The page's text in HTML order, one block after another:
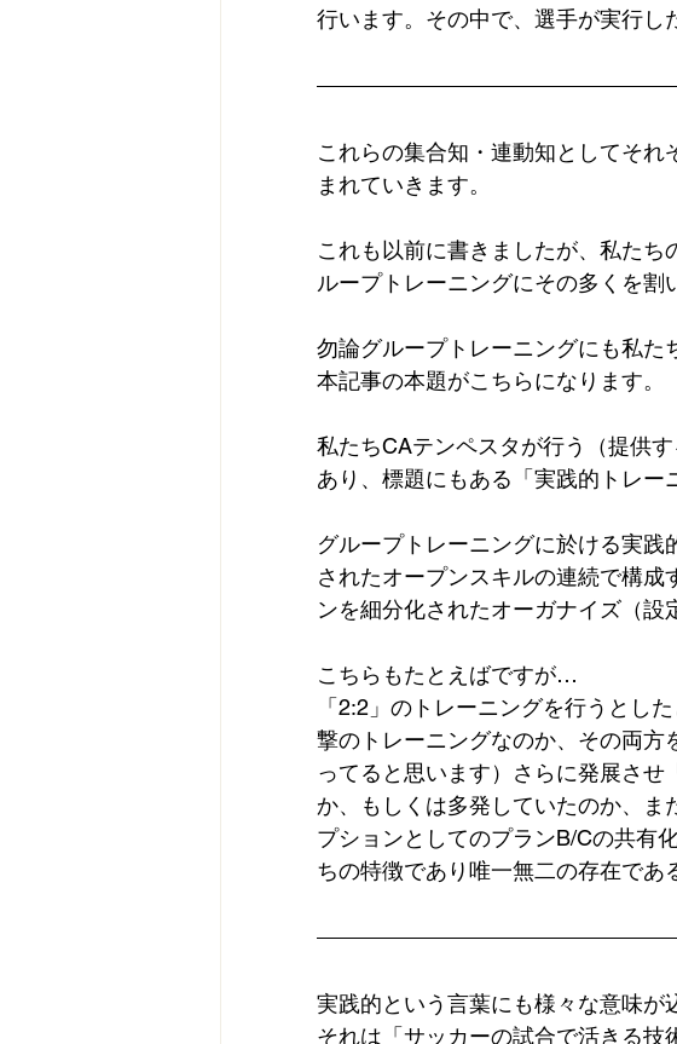
行います。その中で、選手が実行し
これらの集合知・連動知としてそ
まれていきます。
これも以前に書きましたが、私た
ループトレーニングにその多くを割
勿論グループトレーニングにも私た
本記事の本題がこちらになります。
私たちCAテンペスタが行う（提供
あり、標題にもある「実践的トレー
グループトレーニングに於ける実
されたオープンスキルの連続で構
ンを細分化されたオーガナイズ（設
こちらもたとえばですが…
「2:2」のトレーニングを行うとし
撃のトレーニングなのか、その両方
ってると思います）さらに発展さ
か、もしくは多発していたのか、ま
プションとしてのプランB/Cの共有
ちの特徴であり唯一無二の存在であ
実践的という言葉にも様々な意味が
それは「サッカーの試合で活きる